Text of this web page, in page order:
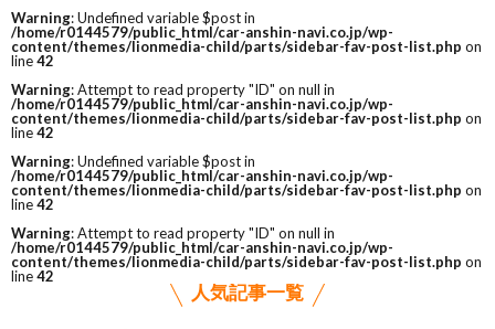
Warning: Undefined variable $post in
/home/r0144579/public_html/car-anshin-navi.co.jp/wp-
content/themes/lionmedia-child/parts/sidebar-fav-post-list.php on
line42
Warning: Attempt to read property "ID" on null in
/home/r0144579/public_html/car-anshin-navi.co.jp/wp-
content/themes/lionmedia-child/parts/sidebar-fav-post-list.php on
line42
Warning: Undefined variable $post in
/home/r0144579/public_html/car-anshin-navi.co.jp/wp-
content/themes/lionmedia-child/parts/sidebar-fav-post-list.php on
line42
Warning: Attempt to read property "ID" on null in
/home/r0144579/public_html/car-anshin-navi.co.jp/wp-
content/themes/lionmedia-child/parts/sidebar-fav-post-list.php on
line42
人気記事一覧